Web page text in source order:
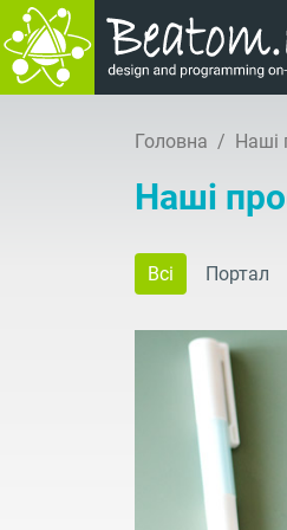
Головна Наші
Наші
Всі Портал